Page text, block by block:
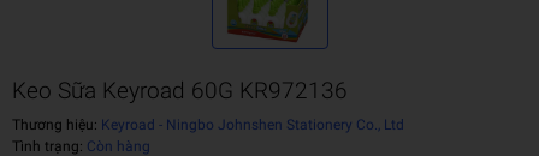
Keo Sữa Keyroad 60G KR972136
Thương hiệu: Keyroad - Ningbo Johnshen Stationery Co., Ltd
Tình trạng: Còn hàng